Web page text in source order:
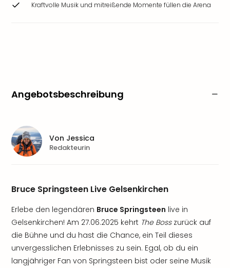
Kraftvolle Musik und mitreißende Momente füllen die Arena
Angebotsbeschreibung
Bruce Springsteen Live Gelsenkirchen
Erlebe den legendären Bruce Springsteen live in
Gelsenkirchen! Am 27.06.2025 kehrt The Bosszurück auf
die Bühne und du hast die Chance, ein Teil dieses
unvergesslichen Erlebnisses zu sein. Egal, ob du ein
langjähriger Fan von Springsteen bist oder seine Musik
Von Jessica
Redakteurin